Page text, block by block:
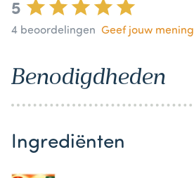
5
4 beoordelingen Geef jouw mening
Benodigdheden
Ingrediënten